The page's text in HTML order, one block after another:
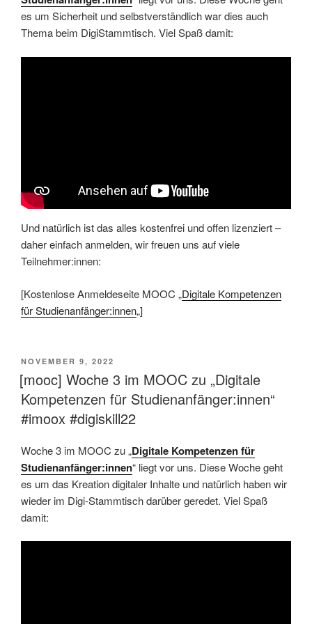
es um Sicherheit und selbstverständlich war dies auch
Thema beim DigiStammtisch. Viel Spaß damit:
Und natürlich ist das alles kostenfrei und offen lizenziert –
daher einfach anmelden, wir freuen uns auf viele
Teilnehmer:innen:
[Kostenlose Anmeldeseite MOOC „Digitale Kompetenzen
für Studienanfänger:innen„]
VERÖFFENTLICHT
AM
NOVEMBER 9, 2022
[mooc] Woche 3 im MOOC zu „Digitale
Kompetenzen für Studienanfänger:innen“
#imoox #digiskill22
Woche 3 im MOOC zu „Digitale Kompetenzen für
Studienanfänger:innen“ liegt vor uns. Diese Woche geht
es um das Kreation digitaler Inhalte und natürlich haben wir
wieder im Digi-Stammtisch darüber geredet. Viel Spaß
damit: